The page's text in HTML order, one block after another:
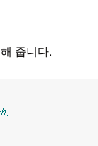
줍니다.